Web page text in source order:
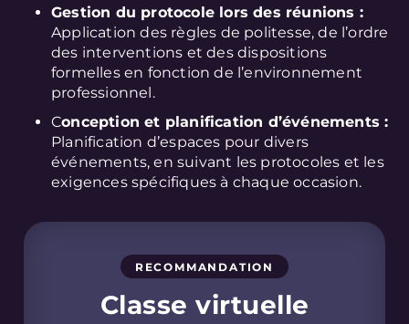
RECOMMANDATION
Classe virtuelle
Gestion du protocole lors des réunions :
Application des règles de politesse, de l’ordre
des interventions et des dispositions
formelles en fonction de l’environnement
professionnel.
Conception et planification d’événements :
Planification d’espaces pour divers
événements, en suivant les protocoles et les
exigences spécifiques à chaque occasion.